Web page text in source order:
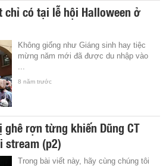
chỉ có tại lễ hội Halloween ở
Không giống như Giáng sinh hay tiệc
mừng năm mới đã được du nhập vào
8 năm trước
rợn từng khiến Dũng CT
(p2)
Trong bài viết này, hãy cùng chúng tôi